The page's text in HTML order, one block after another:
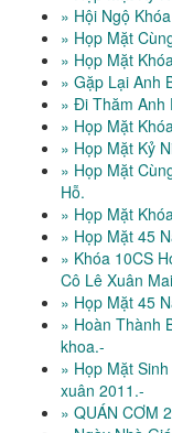
» Hội Ngộ
» Họp Mặt
» Họp Mặt
» Gặp Lại Anh
» Đi Thăm Anh
» Họp Mặt
» Họp Mặt Kỷ
» Họp Mặt
Hỗ.
» Họp Mặt
» Họp Mặt 45
» Khóa 10CS
Cô Lê Xuân
» Họp Mặt 45
» Hoàn Thành
khoa.-
» Họp Mặt
xuân 2011.-
» QUÁN CƠM